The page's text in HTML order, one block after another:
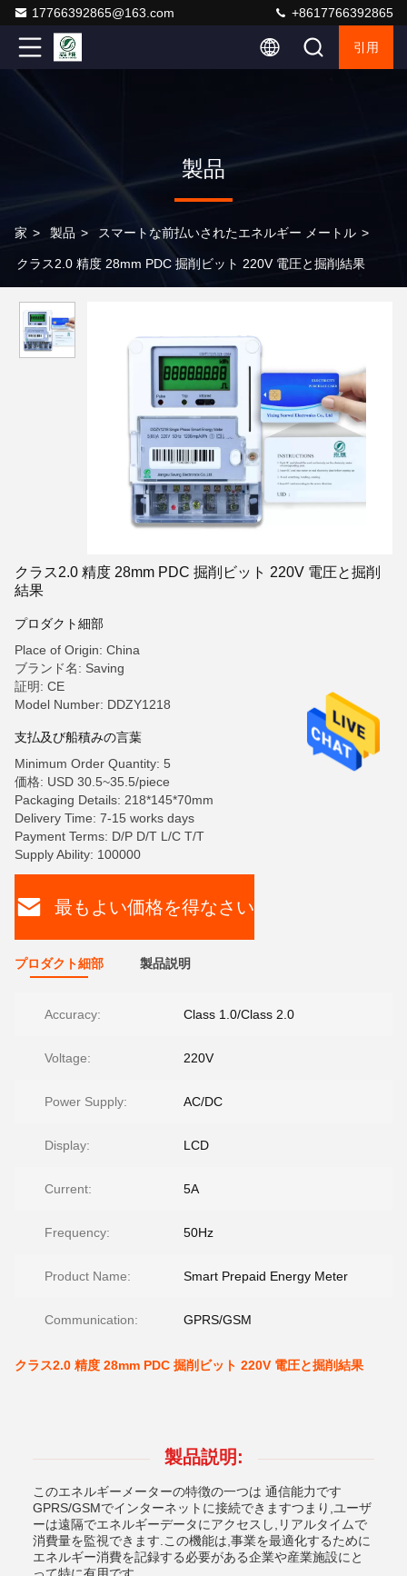
17766392865@163.com +8617766392865
引用
製品
家 > 製品 > スマートな前払いされたエネルギー メートル >
クラス2.0 精度 28mm PDC 掘削ビット 220V 電圧と掘削結果
クラス2.0 精度 28mm PDC 掘削ビット 220V 電圧と掘削
結果
プロダクト細部
Place of Origin: China
ブランド名: Saving
証明: CE
Model Number: DDZY1218
支払及び船積みの言葉
Minimum Order Quantity: 5
価格: USD 30.5~35.5/piece
Packaging Details: 218*145*70mm
Delivery Time: 7-15 works days
Payment Terms: D/P D/T L/C T/T
Supply Ability: 100000
最もよい価格を得なさい
プロダクト細部 製品説明
Accuracy: Class 1.0/Class 2.0
Voltage: 220V
Power Supply: AC/DC
Display: LCD
Current: 5A
Frequency: 50Hz
Product Name: Smart Prepaid Energy Meter
Communication: GPRS/GSM
クラス2.0 精度 28mm PDC 掘削ビット 220V 電圧と掘削結果
製品説明:
このエネルギーメーターの特徴の一つは 通信能力です
GPRS/GSMでインターネットに接続できますつまり,ユーザ
ーは遠隔でエネルギーデータにアクセスし,リアルタイムで
消費量を監視できます.この機能は,事業を最適化するために
エネルギー消費を記録する必要がある企業や産業施設にと